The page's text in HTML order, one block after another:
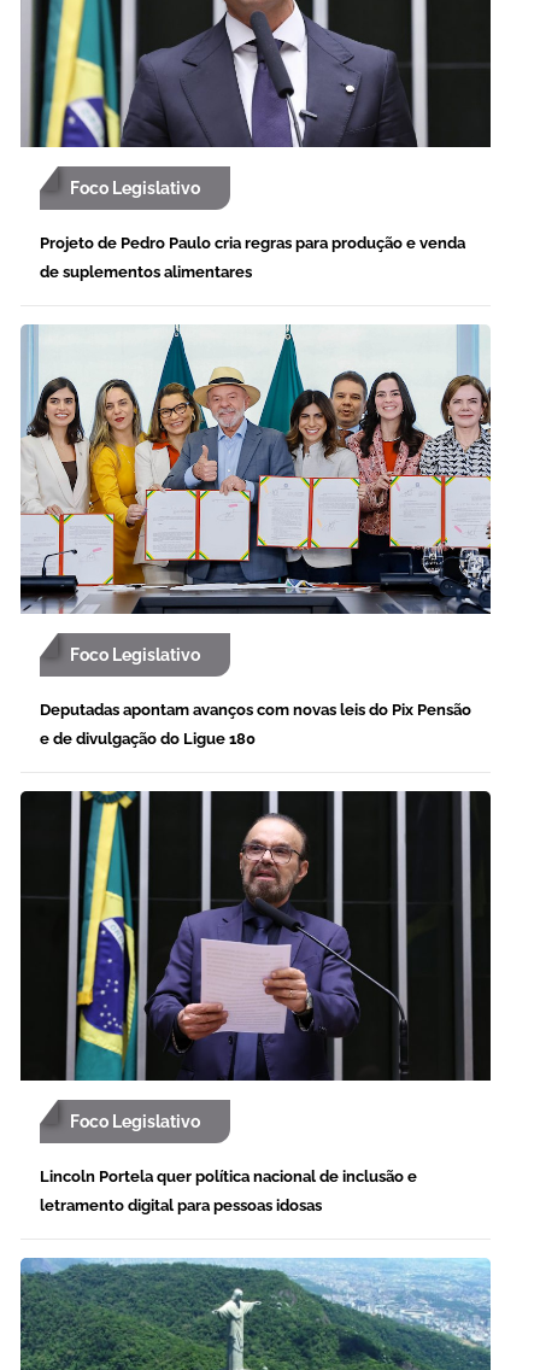
Foco Legislativo
Projeto de Pedro Paulo cria regras para produção e venda
de suplementos alimentares
Foco Legislativo
Deputadas apontam avanços com novas leis do Pix Pensão
e de divulgação do Ligue 180
Foco Legislativo
Lincoln Portela quer política nacional de inclusão e
letramento digital para pessoas idosas